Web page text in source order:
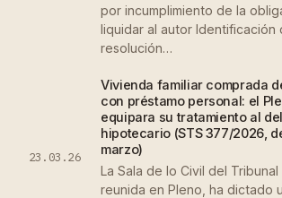
por incumplimiento de la
liquidar al autor Identificación
resolución…
23.03.26
Vivienda familiar comprada
con préstamo personal: el
equipara su tratamiento al
hipotecario (STS 377/2026,
marzo)
La Sala de lo Civil del Tribunal
reunida en Pleno, ha dictado